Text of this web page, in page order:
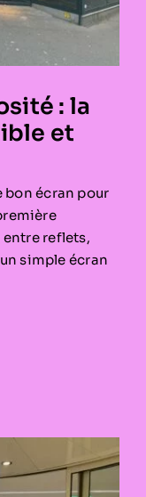
: la
et
bon écran pour
reflets,
simple écran